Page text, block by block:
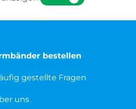
bestellen
gestellte Fragen
uns